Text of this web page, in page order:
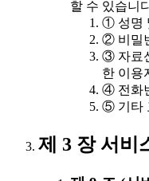
할 수 있습니
① 성명
② 비밀
③ 자료
한 이용
④ 전화
⑤ 기타
제 3 장 서비